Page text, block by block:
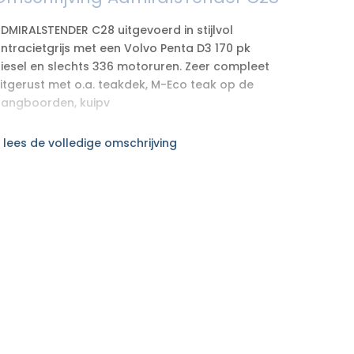
C28 uitgevoerd in stijlvol
met een Volvo Penta D3 170 pk
en slechts 336 motoruren. Zeer compleet
met o.a. teakdek, M-Eco teak op de
kuipv
lees de volledige omschrijving